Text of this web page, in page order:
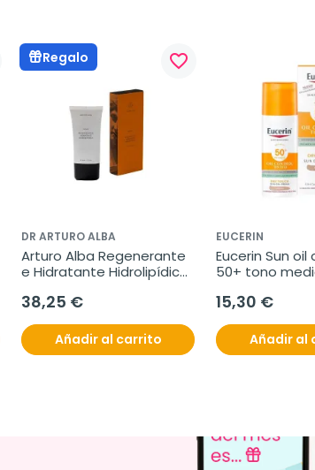
Regalo favorite_border
DR ARTURO ALBA
Arturo Alba Regenerante
e Hidratante Hidrolipídica,
38,25 €
Añadir al carrito
EUCERIN
Eucerin Sun oil
50+ tono
15,30 €
Añadir al